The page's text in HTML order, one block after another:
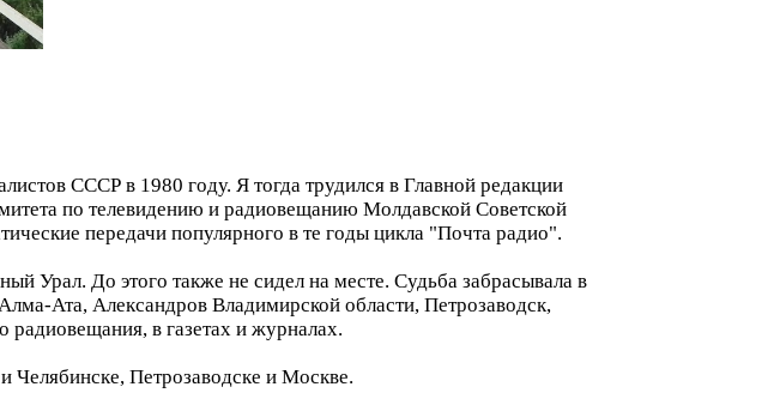
СССР в 1980 году. Я тогда трудился в Главной редакции
по телевидению и радиовещанию Молдавской Советской
передачи популярного в те годы цикла "Почта радио".
Урал. До этого также не сидел на месте. Судьба забрасывала в
Ата, Александров Владимирской области, Петрозаводск,
радиовещания, в газетах и журналах.
Челябинске, Петрозаводске и Москве.